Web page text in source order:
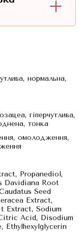
нормальна,
гіперчутлива,
тонка
омолодження,
Propanediol,
Davidiana Root
Seed
Extract,
Extract, Sodium
Acid, Disodium
Ethylhexylglycerin